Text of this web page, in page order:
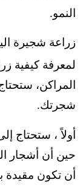
النمو.
زراعة شجيرة
لمعرفة كيفية
المراكن،
شجرتك.
أولاً ، ستحتاج
حين أن أشجار
أن تكون مقيدة